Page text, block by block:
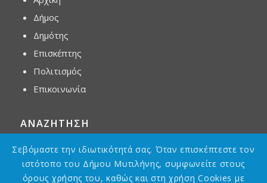
Δήμος
Δημότης
Επισκέπτης
Πολιτισμός
Επικοινωνία
ΑΝΑΖΗΤΗΣΗ
Σεβόμαστε την ιδιωτικότητά σας. Όταν επισκέπτεστε τον
ιστότοπο του Δήμου Μυτιλήνης, συμφωνείτε στους
όρους χρήσης του, καθώς και στη χρήση Cookies με